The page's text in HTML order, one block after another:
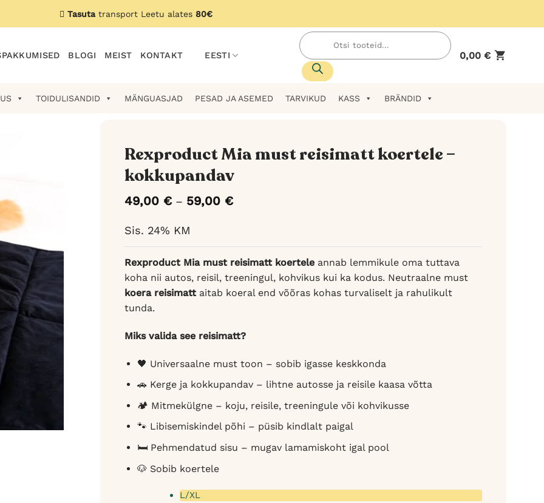
Tasutatransport Leetu alates 80€
BLOGI MEIST KONTAKT EESTI
Products
search
0,00€
TOIDULISANDID MÄNGUASJAD PESAD JA ASEMED TARVIKUD KASS BRÄNDID
Rexproduct Mia must reisimatt koertele –
kokkupandav
49,00 € – 59,00 €Hinnavahemik:
Sis. 24% KM
Rexproduct Mia must reisimatt koerteleannab lemmikule oma tuttava
koha nii autos, reisil, treeningul, kohvikus kui ka kodus. Neutraalne must
koera reisimattaitab koeral end võõras kohas turvaliselt ja rahulikult
tunda.
Miks valida see reisimatt?
🖤 Universaalne must toon – sobib igasse keskkonda
🚗 Kerge ja kokkupandav – lihtne autosse ja reisile kaasa võtta
🏕️ Mitmekülgne – koju, reisile, treeningule või kohvikusse
🐾 Libisemiskindel põhi – püsib kindlalt paigal
🛏️ Pehmendatud sisu – mugav lamamiskoht igal pool
🐶 Sobib koertele
L/XL